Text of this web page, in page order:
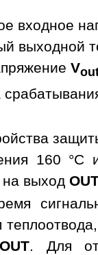
входное
выходной
V
160 °С
на выход
OUT. Для